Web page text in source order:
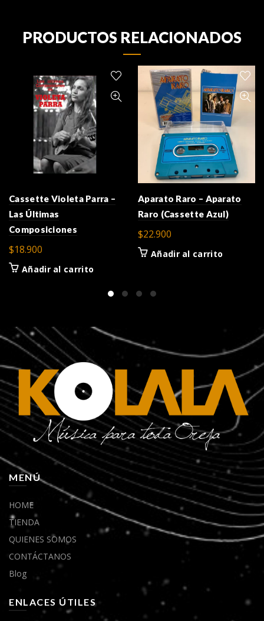
PRODUCTOS RELACIONADOS
Cassette Violeta Parra –
Las Últimas
Composiciones
$18.900
Añadir al carrito
Aparato Raro – Aparato
Raro (Cassette Azul)
$22.900
Añadir al carrito
MENÚ
HOME
TIENDA
QUIENES SOMOS
CONTÁCTANOS
Blog
ENLACES ÚTILES